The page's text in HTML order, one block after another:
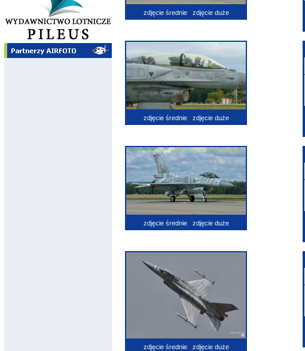
zdjęcie średnie zdjęcie duże
zdjęcie średnie zdjęcie duże
zdjęcie średnie zdjęcie duże
zdjęcie średnie zdjęcie duże